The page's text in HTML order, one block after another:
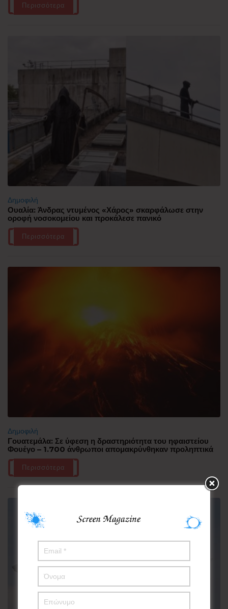
Περισσότερα
Δημοφιλή
Ουαλία: Άνδρας ντυμένος «Χάρος» σκαρφάλωσε στην
οροφή νοσοκομείου και προκάλεσε πανικό
Περισσότερα
Δημοφιλή
Γουατεμάλα: Σε ύφεση η δραστηριότητα του ηφαιστείου
Φουέγο – 1.700 άνθρωποι απομακρύνθηκαν προληπτικά
Περισσότερα